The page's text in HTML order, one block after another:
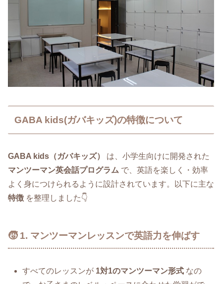
GABA kids(ガバキッズ)の特徴について
GABA kids（ガバキッズ）
は、小学生向けに開発された
マンツーマン英会話プログラム で、英語を楽しく・効率
よく身につけられるように設計されています。以下に主な
特徴 を整理しました👇
🧒 1. マンツーマンレッスンで英語力を伸ばす
すべてのレッスンが 1対1のマンツーマン形式 なの